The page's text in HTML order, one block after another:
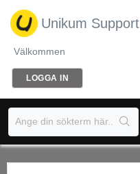
Unikum Support
Välkommen
LOGGA IN